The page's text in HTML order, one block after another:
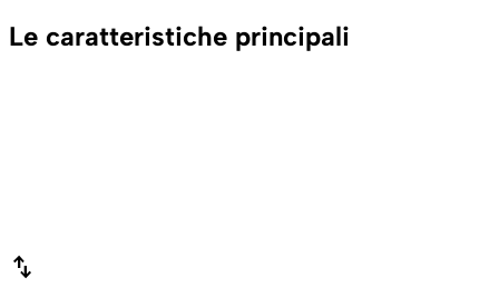
Le caratteristiche principali
swap_vert